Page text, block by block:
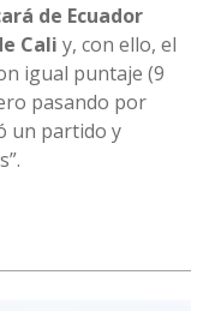
de Ecuador
Cali y, con ello, el
igual puntaje (9
pasando por
un partido y